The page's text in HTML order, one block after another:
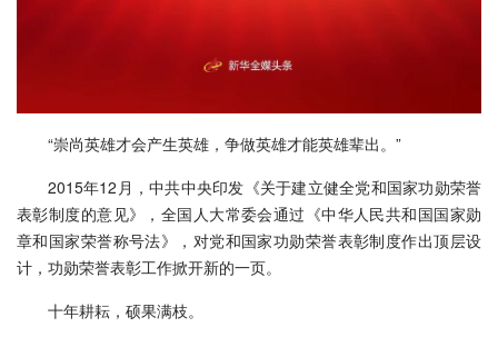
“崇尚英雄才会产生英雄，争做英雄才能英雄辈出。”
2015年12月，中共中央印发《关于建立健全党和国家功勋荣誉
表彰制度的意见》，全国人大常委会通过《中华人民共和国国家勋
章和国家荣誉称号法》，对党和国家功勋荣誉表彰制度作出顶层设
计，功勋荣誉表彰工作掀开新的一页。
十年耕耘，硕果满枝。